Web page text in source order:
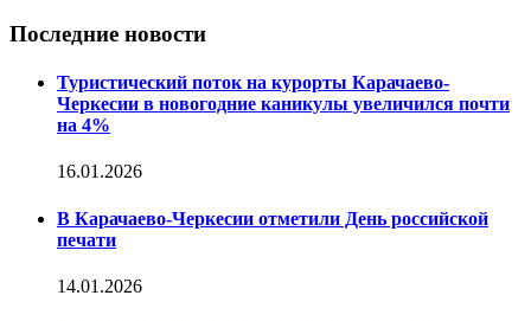
Последние новости
Туристический поток на курорты Карачаево-
Черкесии в новогодние каникулы увеличился почти
на 4%
16.01.2026
В Карачаево-Черкесии отметили День российской
печати
14.01.2026